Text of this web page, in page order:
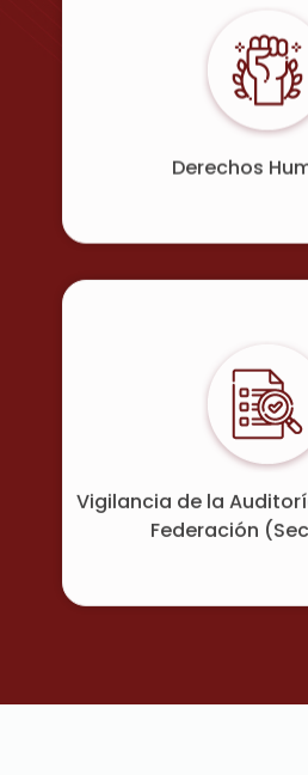
Derechos
Vigilancia de la
Federación